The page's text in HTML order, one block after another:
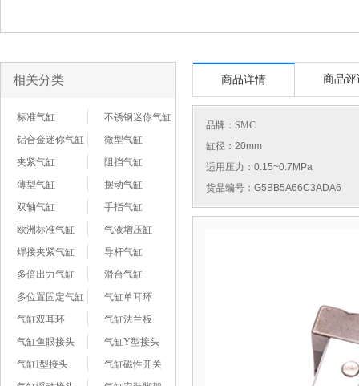
相关分类
标准气缸
不锈钢迷你气缸
铝合金迷你气缸
微型气缸
夹紧气缸
阻挡气缸
薄型气缸
摆动气缸
双轴气缸
手指气缸
欧洲标准气缸
气液增压缸
焊接夹紧气缸
导杆气缸
多倍出力气缸
滑台气缸
多位置固定气缸
气缸单耳环
气缸双耳环
气缸法兰板
气缸鱼眼接头
气缸Y型接头
气缸I型接头
气缸磁性开关
商品详情 商品评
品牌： SMC
缸径：20mm
适用压力：0.15~0.7MPa
货品编号：G5BB5A66C3ADA6